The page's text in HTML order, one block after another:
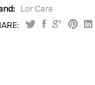
Lor Care